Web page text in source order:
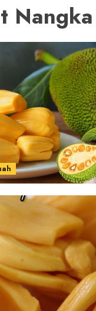
Nangka